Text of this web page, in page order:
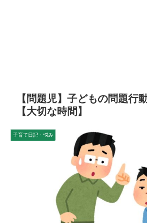
【問題児】子どもの問題行
【大切な時間】
子育て日記・悩み